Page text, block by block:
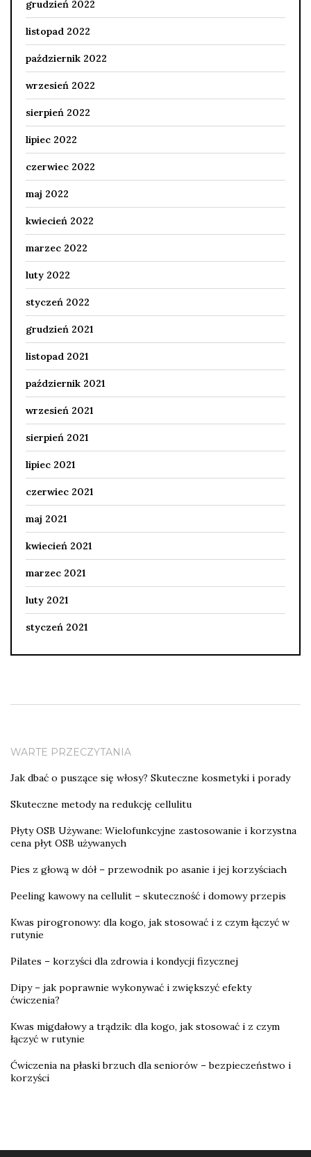
grudzień 2022
listopad 2022
październik 2022
wrzesień 2022
sierpień 2022
lipiec 2022
czerwiec 2022
maj 2022
kwiecień 2022
marzec 2022
luty 2022
styczeń 2022
grudzień 2021
listopad 2021
październik 2021
wrzesień 2021
sierpień 2021
lipiec 2021
czerwiec 2021
maj 2021
kwiecień 2021
marzec 2021
luty 2021
styczeń 2021
WARTE PRZECZYTANIA
Jak dbać o puszące się włosy? Skuteczne kosmetyki i porady
Skuteczne metody na redukcję cellulitu
Płyty OSB Używane: Wielofunkcyjne zastosowanie i korzystna
cena płyt OSB używanych
Pies z głową w dół – przewodnik po asanie i jej korzyściach
Peeling kawowy na cellulit – skuteczność i domowy przepis
Kwas pirogronowy: dla kogo, jak stosować i z czym łączyć w
rutynie
Pilates – korzyści dla zdrowia i kondycji fizycznej
Dipy – jak poprawnie wykonywać i zwiększyć efekty
ćwiczenia?
Kwas migdałowy a trądzik: dla kogo, jak stosować i z czym
łączyć w rutynie
Ćwiczenia na płaski brzuch dla seniorów – bezpieczeństwo i
korzyści